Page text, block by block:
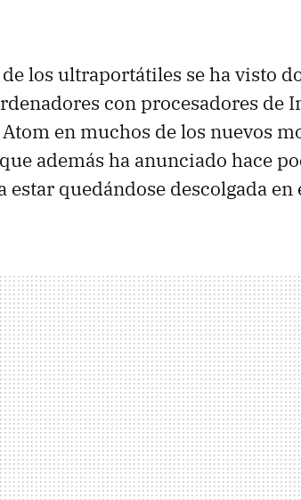
los ultraportátiles se ha visto
con procesadores de
en muchos de los nuevos
además ha anunciado hace
estar quedándose descolgada en